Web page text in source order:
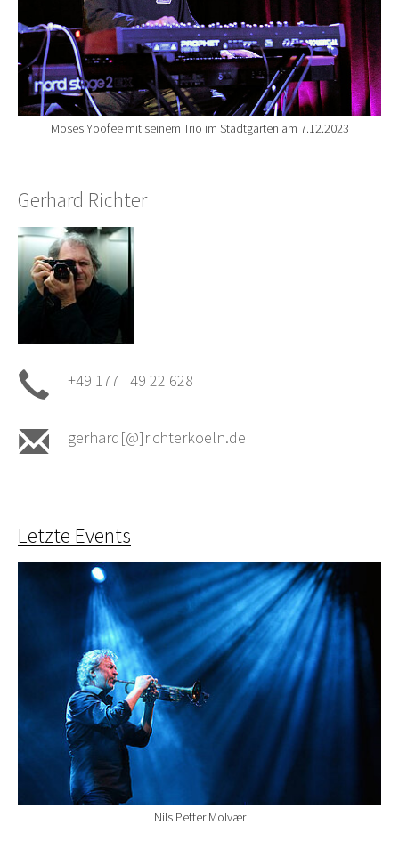
Moses Yoofee mit seinem Trio im Stadtgarten am 7.12.2023
Gerhard Richter
+49 177 49 22 628
gerhard[@]richterkoeln.de
Letzte Events
Nils Petter Molvær